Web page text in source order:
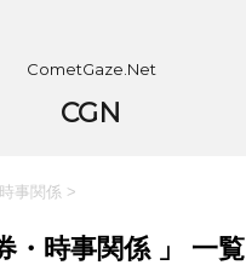
CometGaze.Net
CGN
事関係 >
・時事関係 」 一覧